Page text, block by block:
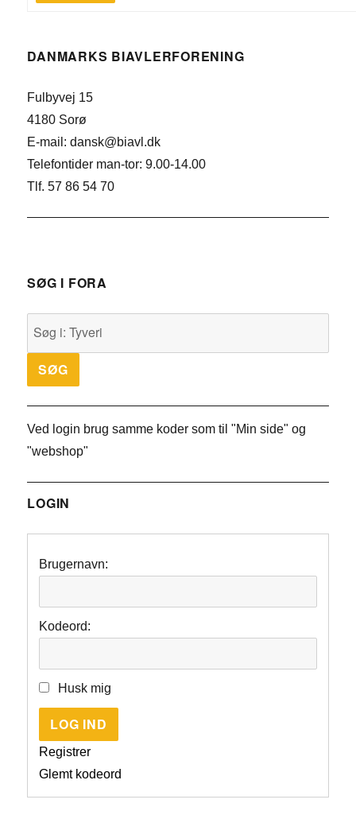
DANMARKS BIAVLERFORENING
Fulbyvej 15
4180 Sorø
E-mail: dansk@biavl.dk
Telefontider man-tor: 9.00-14.00
Tlf. 57 86 54 70
SØG I FORA
Ved login brug samme koder som til "Min side" og
"webshop"
LOGIN
Brugernavn:
Kodeord:
Husk mig
LOG IND
Registrer
Glemt kodeord